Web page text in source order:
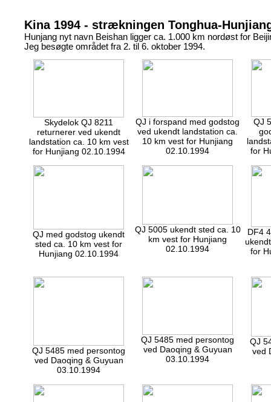
Kina 1994 - strækningen Tonghua-
Hunjang nyt navn Beishan ligger ca. 1.000 km nordøst for
Jeg besøgte området fra 2. til 6. oktober 1994.
Skydelok QJ 8211
returnerer ved ukendt
landstation ca. 10 km vest
for Hunjiang 02.10.1994
QJ i forspand med godstog
ved ukendt landstation ca.
10 km vest for Hunjiang
02.10.1994
QJ
for
QJ med godstog ukendt
sted ca. 10 km vest for
Hunjiang 02.10.1994
QJ 5005 ukendt sted ca. 10
km vest for Hunjiang
02.10.1994
DF4
for
QJ 5485 med persontog
ved Daoqing & Guyuan
03.10.1994
QJ 5485 med persontog
ved Daoqing & Guyuan
03.10.1994
QJ
ved